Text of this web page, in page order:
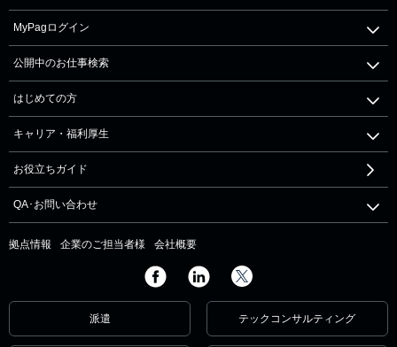
MyPagログイン
公開中のお仕事検索
はじめての方
キャリア・福利厚生
お役立ちガイド
QA･お問い合わせ
拠点情報 企業のご担当者様 会社概要
派遣 テックコンサルティング